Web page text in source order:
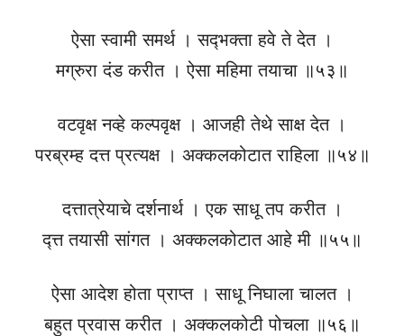
ऐसा स्वामी समर्थ । सद्‍भक्ता हवे ते देत ।
मग्रुरा दंड करीत । ऐसा महिमा तयाचा ॥५३॥
वटवृक्ष नव्हे कल्पवृक्ष । आजही तेथे साक्ष देत ।
परब्रम्ह दत्त प्रत्यक्ष । अक्कलकोटात राहिला ॥५४॥
दत्तात्रेयाचे दर्शनार्थ । एक साधू तप करीत ।
द्त्त तयासी सांगत । अक्कलकोटात आहे मी ॥५५॥
ऐसा आदेश होता प्राप्त । साधू निघाला चालत ।
बहुत प्रवास करीत । अक्कलकोटी पोचला ॥५६॥